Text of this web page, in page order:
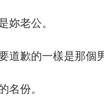
妳老公。
歉的一樣是那個
名份。